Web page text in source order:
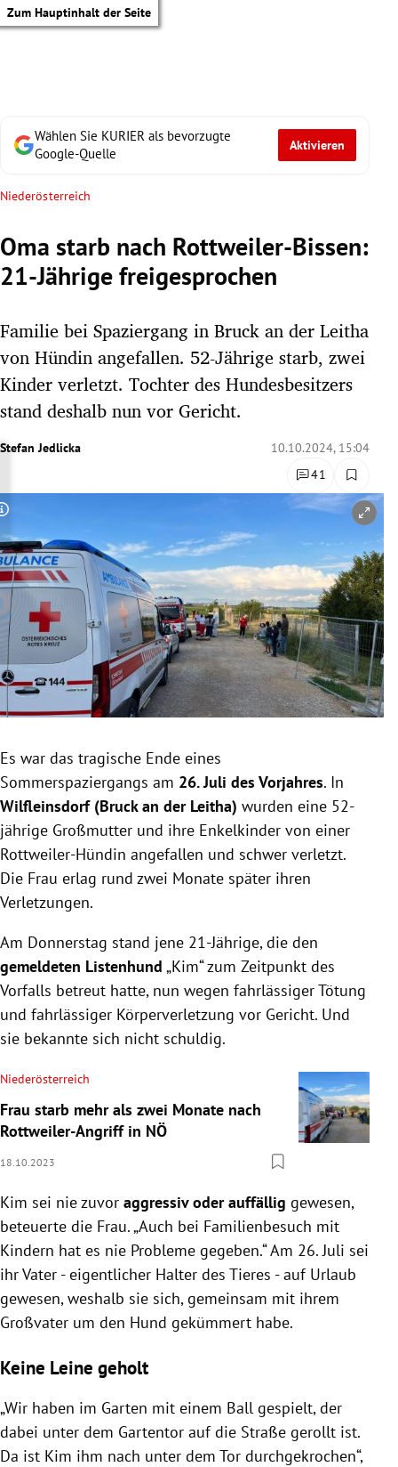
Zum Hauptinhalt der Seite
Untermenü
Untermenü
Untermenü
Untermenü
Untermenü
Untermenü
Untermenü
Untermenü
Untermenü
Wählen Sie KURIER als bevorzugte
Google-Quelle
Aktivieren
Niederösterreich
Oma starb nach Rottweiler-Bissen:
21-Jährige freigesprochen
Familie bei Spaziergang in Bruck an der Leitha
von Hündin angefallen. 52-Jährige starb, zwei
Kinder verletzt. Tochter des Hundesbesitzers
stand deshalb nun vor Gericht.
Stefan Jedlicka
10.10.2024, 15:04
41
Copyright-Hinweis öffnen/schließen
Es war das tragische Ende eines
Sommerspaziergangs am 26. Juli des Vorjahres. In
Wilfleinsdorf (Bruck an der Leitha) wurden eine 52-
jährige Großmutter und ihre Enkelkinder von einer
Rottweiler-Hündin angefallen und schwer verletzt.
Die Frau erlag rund zwei Monate später ihren
Verletzungen.
Am Donnerstag stand jene 21-Jährige, die den
gemeldeten Listenhund „Kim“ zum Zeitpunkt des
Vorfalls betreut hatte, nun wegen fahrlässiger Tötung
und fahrlässiger Körperverletzung vor Gericht. Und
sie bekannte sich nicht schuldig.
Niederösterreich
Frau starb mehr als zwei Monate nach
Rottweiler-Angriff in NÖ
18.10.2023
Kim sei nie zuvor aggressiv oder auffällig gewesen,
beteuerte die Frau. „Auch bei Familienbesuch mit
Kindern hat es nie Probleme gegeben.“ Am 26. Juli sei
ihr Vater - eigentlicher Halter des Tieres - auf Urlaub
gewesen, weshalb sie sich, gemeinsam mit ihrem
Großvater um den Hund gekümmert habe.
Keine Leine geholt
„Wir haben im Garten mit einem Ball gespielt, der
dabei unter dem Gartentor auf die Straße gerollt ist.
Da ist Kim ihm nach unter dem Tor durchgekrochen“,